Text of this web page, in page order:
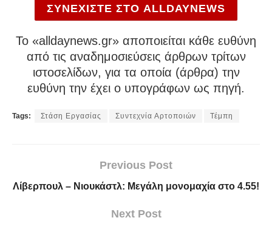
ΣΥΝΕΧΙΣΤΕ ΣΤΟ ALLDAYNEWS
To «alldaynews.gr» αποποιείται κάθε ευθύνη
από τις αναδημοσιεύσεις άρθρων τρίτων
ιστοσελίδων, για τα οποία (άρθρα) την
ευθύνη την έχει ο υπογράφων ως πηγή.
Tags: Στάση Εργασίας Συντεχνία Αρτοποιών Τέμπη
Previous Post
Λίβερπουλ – Νιουκάστλ: Μεγάλη μονομαχία στο 4.55!
Next Post